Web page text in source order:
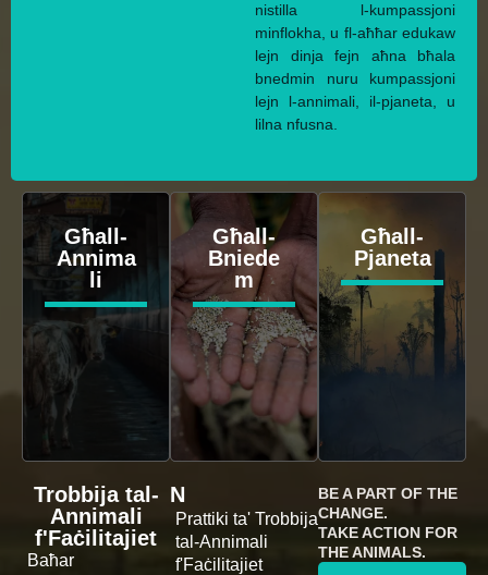
nistilla l-kumpassjoni
minflokha, u fl-aħħar edukaw
lejn dinja fejn aħna bħala
bnedmin nuru kumpassjoni
lejn l-annimali, il-pjaneta, u
lilna nfusna.
Għall-
Annima
li
Għall-
Bniede
m
Għall-
Pjaneta
Trobbija tal-
Annimali
f'Faċilitajiet
Baħar
N
Prattiki ta' Trobbija
tal-Annimali
f'Faċilitajiet
BE A PART OF THE
CHANGE.
TAKE ACTION FOR
THE ANIMALS.